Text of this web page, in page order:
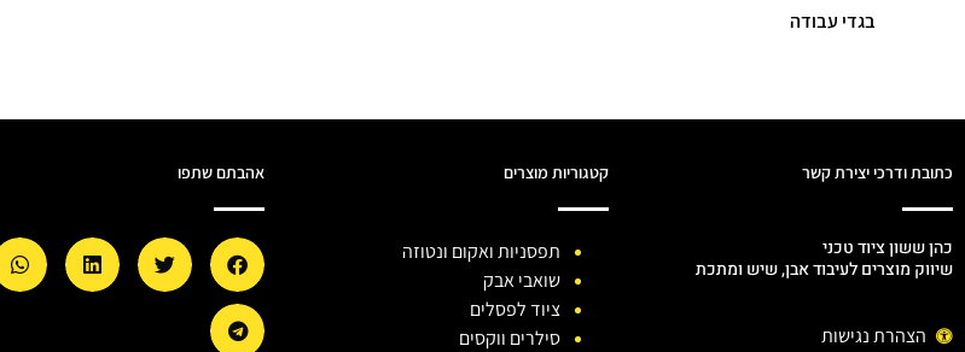
בגדי עבודה
כתובת ודרכי יצירת קשר
כהן ששון ציוד טכני
שיווק מוצרים לעיבוד אבן, שיש ומתכת
הצהרת נגישות
קטגוריות מוצרים
תפסניות ואקום ונטוזה
שואבי אבק
ציוד לפסלים
סילרים ווקסים
אהבתם שתפו